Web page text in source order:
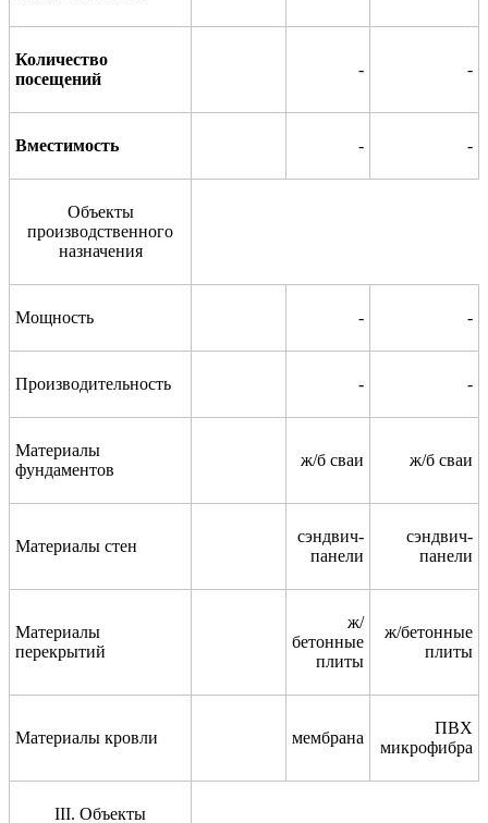
Количество
посещений
- -
Вместимость - -
Объекты
производственного
назначения
Мощность - -
Производительность - -
Материалы
фундаментов
ж/б сваи ж/б сваи
Материалы стен
сэндвич-
панели
сэндвич-
панели
Материалы
перекрытий
ж/
бетонные
плиты
ж/бетонные
плиты
Материалы кровли мембрана
ПВХ
микрофибра
III. Объекты